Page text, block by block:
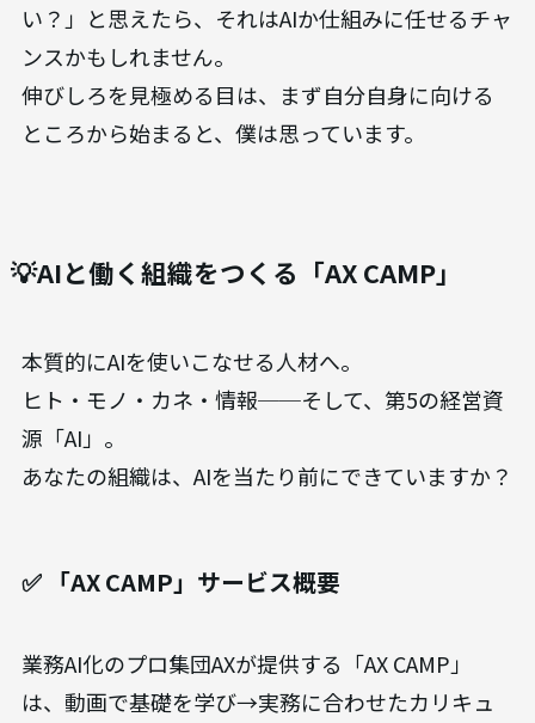
い？」と思えたら、それはAIか仕組みに任せるチャ
ンスかもしれません。
伸びしろを見極める目は、まず自分自身に向ける
ところから始まると、僕は思っています。
💡AIと働く組織をつくる「AX CAMP」
本質的にAIを使いこなせる人材へ。
ヒト・モノ・カネ・情報──そして、第5の経営資
源「AI」。
あなたの組織は、AIを当たり前にできていますか？
✅ 「AX CAMP」サービス概要
業務AI化のプロ集団AXが提供する「AX CAMP」
は、動画で基礎を学び→実務に合わせたカリキュ